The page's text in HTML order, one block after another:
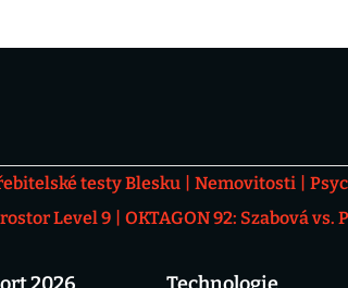
testy Blesku Nemovitosti
Level 9 OKTAGON 92: Szabová vs.